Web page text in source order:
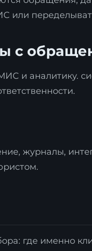
или
с
и аналитику.
журналы,
где именно